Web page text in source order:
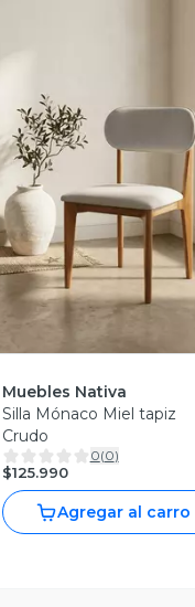
Vista Previa
Muebles Nativa
Silla Mónaco Miel tapiz
Crudo
0(0)
$125.990
Agregar al carro